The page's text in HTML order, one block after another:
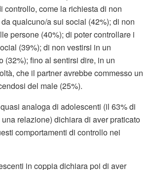
controllo, come la richiesta di non
qualcuno/a sui social (42%); di non
persone (40%); di poter controllare i
(39%); di non vestirsi in un
(32%); fino al sentirsi dire, in un
che il partner avrebbe commesso un
del male (25%).
analoga di adolescenti (il 63% di
relazione) dichiara di aver praticato
comportamenti di controllo nei
in coppia dichiara poi di aver